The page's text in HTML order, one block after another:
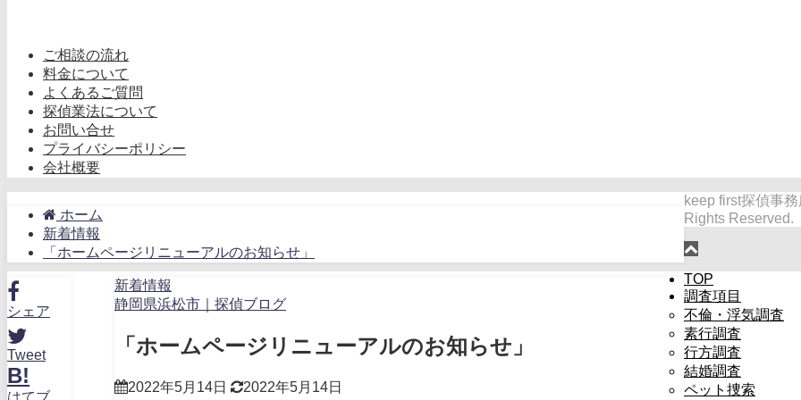
ご相談の流れ
料金について
よくあるご質問
探偵業法について
お問い合せ
プライバシーポリシー
会社概要
ホーム
新着情報
「ホームページリニューアルのお知らせ」
シェア
Tweet
B!
新着情報
静岡県浜松市｜探偵ブログ
「ホームページリニューアルのお知らせ」
2022年5月14日 2022年5月14日
keep first探偵事
Rights Reserved.
TOP
調査項目
不倫・浮気調査
素行調査
行方調査
結婚調査
ペット捜索